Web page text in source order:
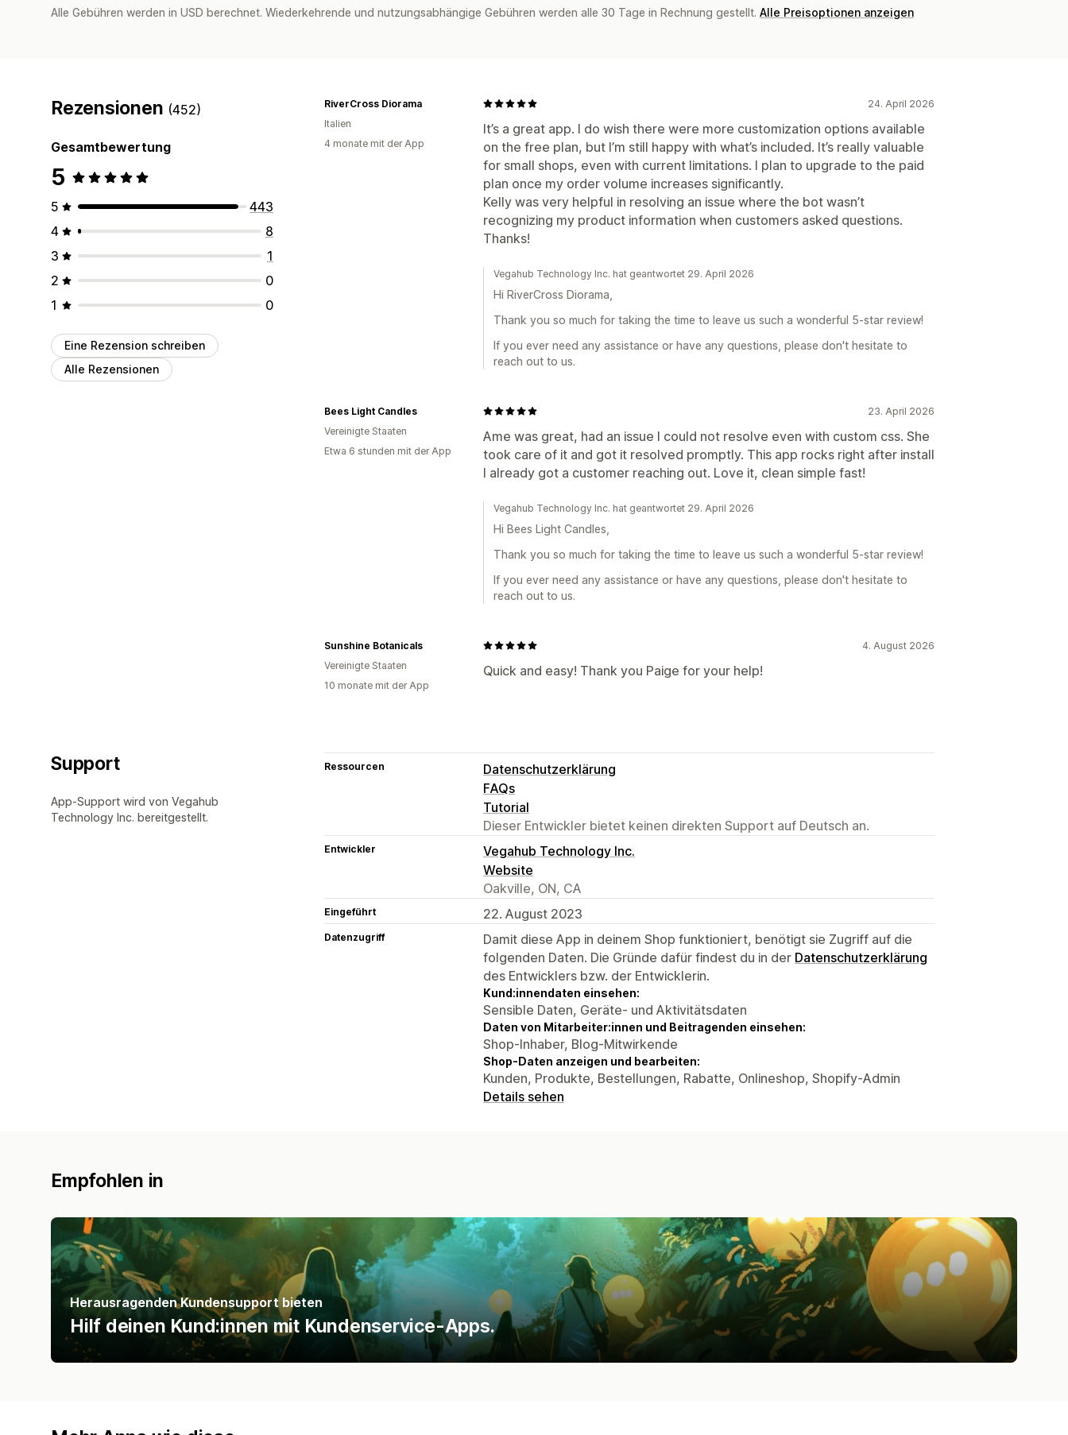
Alle Gebühren werden in USD berechnet. Wiederkehrende und nutzungsabhängige Gebühren werden alle 30 Tage in Rechnung gestellt. Alle Preisoptionen anzeigen
Rezensionen (452)
Gesamtbewertung
5
5
443
4
8
3
1
2
0
1
0
Eine Rezension schreiben
Alle Rezensionen
24. April 2026
It’s a great app. I do wish there were more customization options available
on the free plan, but I’m still happy with what’s included. It’s really valuable
for small shops, even with current limitations. I plan to upgrade to the paid
plan once my order volume increases significantly.
Kelly was very helpful in resolving an issue where the bot wasn’t
recognizing my product information when customers asked questions.
Thanks!
RiverCross Diorama
Italien
4 monate mit der App
Vegahub Technology Inc. hat geantwortet 29. April 2026
Hi RiverCross Diorama,
Thank you so much for taking the time to leave us such a wonderful 5-star review!
If you ever need any assistance or have any questions, please don't hesitate to
reach out to us.
23. April 2026
Ame was great, had an issue I could not resolve even with custom css. She
took care of it and got it resolved promptly. This app rocks right after install
I already got a customer reaching out. Love it, clean simple fast!
Bees Light Candles
Vereinigte Staaten
Etwa 6 stunden mit der App
Vegahub Technology Inc. hat geantwortet 29. April 2026
Hi Bees Light Candles,
Thank you so much for taking the time to leave us such a wonderful 5-star review!
If you ever need any assistance or have any questions, please don't hesitate to
reach out to us.
4. August 2026
Quick and easy! Thank you Paige for your help!
Sunshine Botanicals
Vereinigte Staaten
10 monate mit der App
Support
App-Support wird von Vegahub
Technology Inc. bereitgestellt.
Ressourcen
Datenschutzerklärung
FAQs
Tutorial
Dieser Entwickler bietet keinen direkten Support auf Deutsch an.
Entwickler
Vegahub Technology Inc.
Website
Oakville, ON, CA
Eingeführt 22. August 2023
Datenzugriff
Damit diese App in deinem Shop funktioniert, benötigt sie Zugriff auf die
folgenden Daten. Die Gründe dafür findest du in der Datenschutzerklärung
des Entwicklers bzw. der Entwicklerin.
Kund:innendaten einsehen:
Sensible Daten, Geräte- und Aktivitätsdaten
Daten von Mitarbeiter:innen und Beitragenden einsehen:
Shop-Inhaber, Blog-Mitwirkende
Shop-Daten anzeigen und bearbeiten:
Kunden, Produkte, Bestellungen, Rabatte, Onlineshop, Shopify-Admin
Details sehen
Empfohlen in
Herausragenden Kundensupport bieten
Hilf deinen Kund:innen mit Kundenservice-Apps.